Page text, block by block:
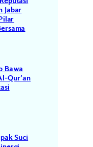
Jabar
Bawa
Qur’an
Suci